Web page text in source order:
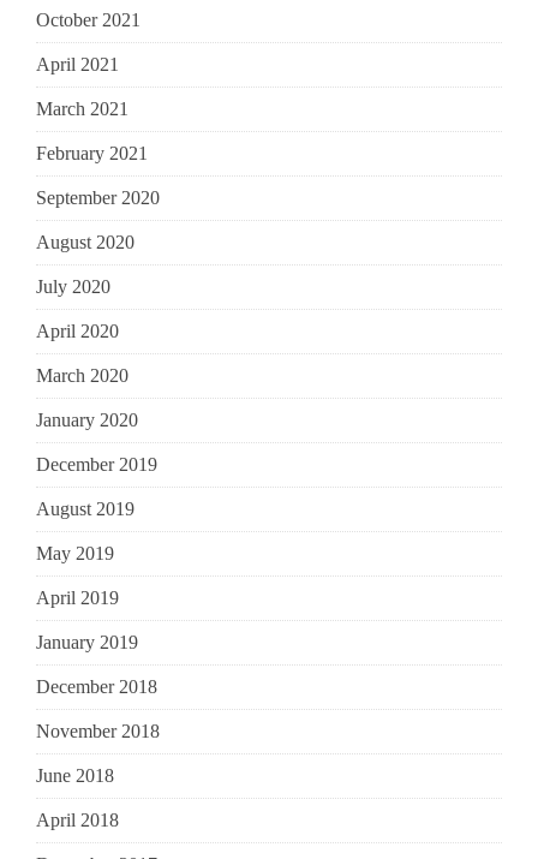
October 2021
April 2021
March 2021
February 2021
September 2020
August 2020
July 2020
April 2020
March 2020
January 2020
December 2019
August 2019
May 2019
April 2019
January 2019
December 2018
November 2018
June 2018
April 2018